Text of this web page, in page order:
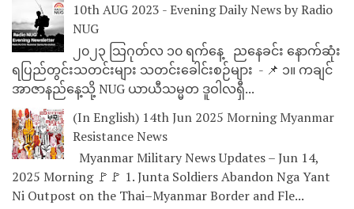
10th AUG 2023 - Evening Daily News by Radio
NUG
၂၀၂၃ သြဂုတ်လ ၁၀ ရက်နေ့ ညနေခင်း နောက်ဆုံး
ရပြည်တွင်းသတင်းများ သတင်းခေါင်းစဉ်များ - 📌 ၁။ ကချင်
အာဇာနည်နေ့သို့ NUG ယာယီသမ္မတ ဒူဝါလရှီ...
(In English) 14th Jun 2025 Morning Myanmar
Resistance News
Myanmar Military News Updates – Jun 14,
2025 Morning 🚩🚩 1. Junta Soldiers Abandon Nga Yant
Ni Outpost on the Thai–Myanmar Border and Fle...